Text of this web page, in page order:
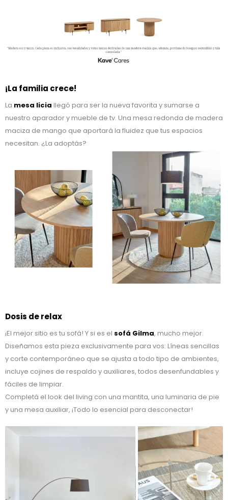
¡La familia crece!
La mesa licia llegó para ser la nueva favorita y sumarse a
nuestro aparador y mueble de tv. Una mesa redonda de madera
maciza de mango que aportará la fluidez que tus espacios
necesitan. ¿La adoptás?
Dosis de relax
¡El mejor sitio es tu sofá! Y si es el sofá Gilma, mucho mejor.
Diseñamos esta pieza exclusivamente para vos: Líneas sencillas
y corte contemporáneo que se ajusta a todo tipo de ambientes,
incluye cojines de respaldo y auxiliares, todos desenfundables y
fáciles de limpiar.
Completá el look del living con una mantita, una luminaria de pie
y una mesa auxiliar, ¡Todo lo esencial para desconectar!